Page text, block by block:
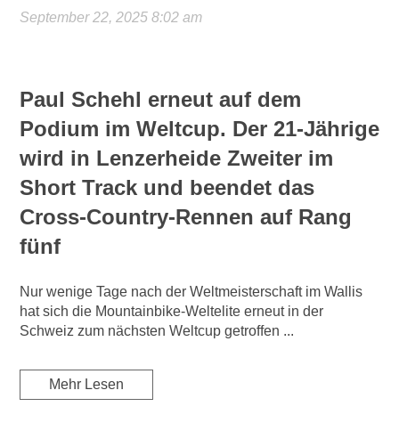
September 22, 2025 8:02 am
Paul Schehl erneut auf dem
Podium im Weltcup. Der 21-Jährige
wird in Lenzerheide Zweiter im
Short Track und beendet das
Cross-Country-Rennen auf Rang
fünf
Nur wenige Tage nach der Weltmeisterschaft im Wallis
hat sich die Mountainbike-Weltelite erneut in der
Schweiz zum nächsten Weltcup getroffen ...
Mehr Lesen